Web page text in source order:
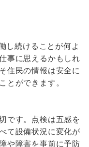
し続けることが何よ
事に思えるかもしれ
住民の情報は安全に
とができます。
です。点検は五感を
て設備状況に変化が
や障害を事前に予防